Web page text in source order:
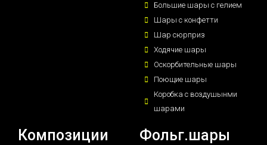
Большие шары с гелием
Шары с конфетти
Шар сюрприз
Ходячие шары
Оскорбительные шары
Поющие шары
Коробка с воздушынми
шарами
Композиции Фольг.шары